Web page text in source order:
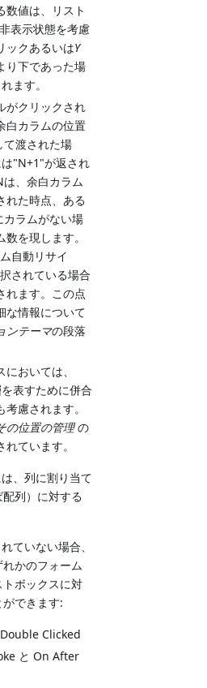
値は、リスト
表示状態を考慮
ックあるいはY
り下であった場
ます。
がクリックされ
白カラムの位置
渡された場
"N+1"が返され
、余白カラム
れた時点、ある
ラムがない場
を現します。
自動リサイ
されている場合
れます。この点
な情報について
ンテーマの段落
おいては、
表すために併合
慮されます。
の位置の管理の
ています。
、列に割り当て
列）に対する
ていない場合、
かのフォーム
ボックスに対
できます:
Clicked
と On After